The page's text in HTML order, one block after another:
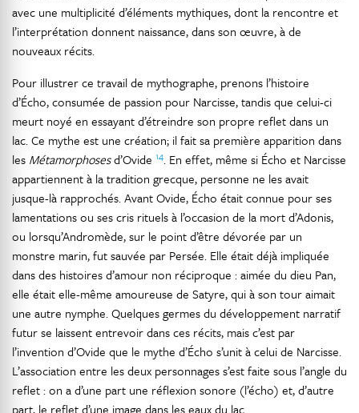
avec une multiplicité d’éléments mythiques, dont la rencontre et
l’interprétation donnent naissance, dans son œuvre, à de
nouveaux récits.
Pour illustrer ce travail de mythographe, prenons l’histoire
d’Écho, consumée de passion pour Narcisse, tandis que celui-ci
meurt noyé en essayant d’étreindre son propre reflet dans un
lac. Ce mythe est une création; il fait sa première apparition dans
les Métamorphosesd’Ovide 14. En effet, même si Écho et Narcisse
appartiennent à la tradition grecque, personne ne les avait
jusque-là rapprochés. Avant Ovide, Écho était connue pour ses
lamentations ou ses cris rituels à l’occasion de la mort d’Adonis,
ou lorsqu’Andromède, sur le point d’être dévorée par un
monstre marin, fut sauvée par Persée. Elle était déjà impliquée
dans des histoires d’amour non réciproque : aimée du dieu Pan,
elle était elle-même amoureuse de Satyre, qui à son tour aimait
une autre nymphe. Quelques germes du développement narratif
futur se laissent entrevoir dans ces récits, mais c’est par
l’invention d’Ovide que le mythe d’Écho s’unit à celui de Narcisse.
L’association entre les deux personnages s’est faite sous l’angle du
reflet : on a d’une part une réflexion sonore (l’écho) et, d’autre
part, le reflet d’une image dans les eaux du lac.